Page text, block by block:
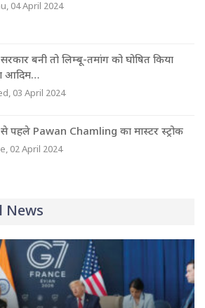
04 April 2024
सरकार बनी तो लिम्बू-तमांग को घोषित किया
आदिम…
03 April 2024
पहले Pawan Chamling का मास्‍टर स्‍ट्रोक
02 April 2024